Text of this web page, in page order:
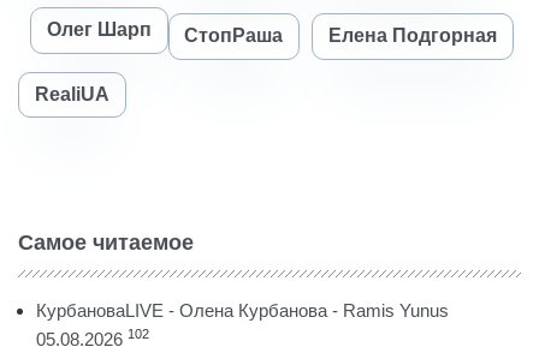
Олег Шарп СтопРаша Елена Подгорная
RealiUA
Самое читаемое
КурбановаLIVE - Олена Курбанова - Ramis Yunus
05.08.2026 102